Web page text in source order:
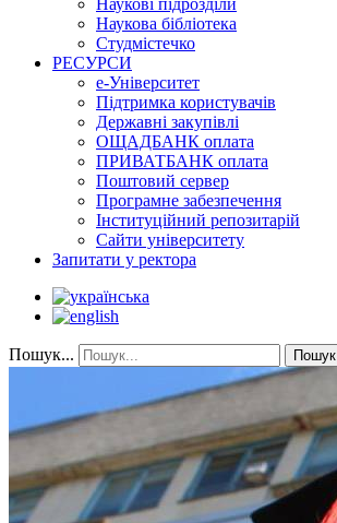
Наукова бібліотека
Студмістечко
РЕСУРСИ
е-Університет
Підтримка користувачів
Державні закупівлі
ОЩАДБАНК оплата
ПРИВАТБАНК оплата
Поштовий сервер
Програмне забезпечення
Інституційний репозитарій
Сайти університету
Запитати у ректора
Пошук... Пошук